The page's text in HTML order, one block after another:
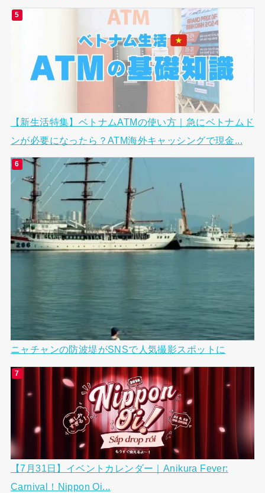
【新生活特集】ベトナムATMの使い方｜急にベトナムド
ンが必要になったら？ATM海外キャッシングで現金...
ニャチャンの防波堤がSNSで人気撮影スポットに
【7月31日】イベントカレンダー｜Anikura Fever:
Carnival！Nippon Oi...